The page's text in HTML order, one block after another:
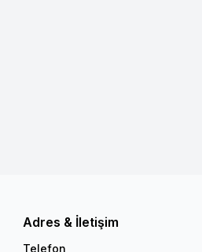
Adres & İletişim
Telefon